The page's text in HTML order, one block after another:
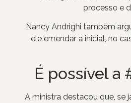
processo e
Nancy Andrighi também
ele emendar a inicial, no
É possível
A ministra destacou que, se